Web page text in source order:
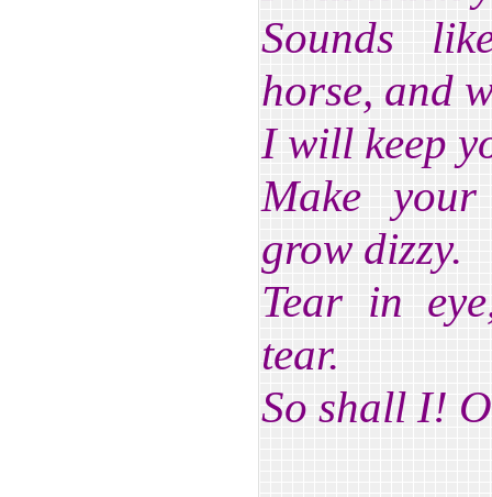
Sounds
horse, and
I will keep
Make
grow dizzy.
Tear in
tear.
So shall I!